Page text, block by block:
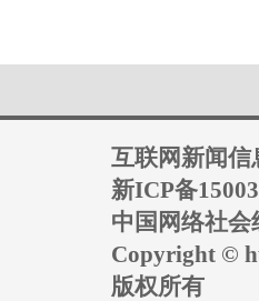
互联网新闻信
新ICP备
中国网络社
Copyright ©
版权所有